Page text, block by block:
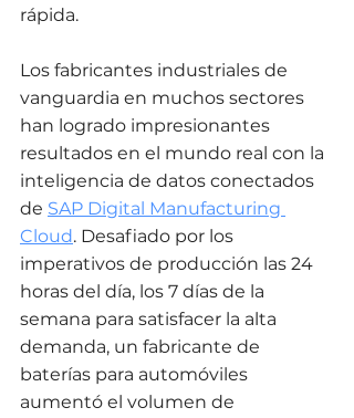
rápida.
Los fabricantes industriales de
vanguardia en muchos sectores
han logrado impresionantes
resultados en el mundo real con la
inteligencia de datos conectados
de SAP Digital Manufacturing
Cloud. Desafiado por los
imperativos de producción las 24
horas del día, los 7 días de la
semana para satisfacer la alta
demanda, un fabricante de
baterías para automóviles
aumentó el volumen de